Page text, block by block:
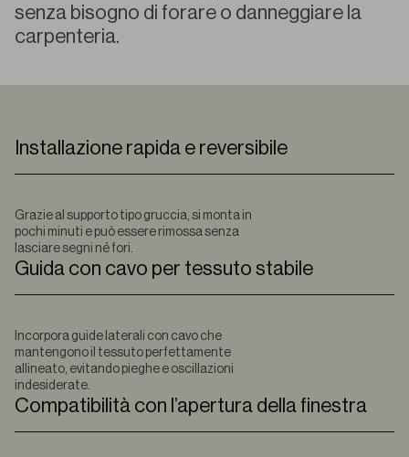
senza bisogno di forare o danneggiare la
carpenteria.
Installazione rapida e reversibile
Grazie al supporto tipo gruccia, si monta in
pochi minuti e può essere rimossa senza
lasciare segni né fori.
Guida con cavo per tessuto stabile
Incorpora guide laterali con cavo che
mantengono il tessuto perfettamente
allineato, evitando pieghe e oscillazioni
indesiderate.
Compatibilità con l’apertura della finestra